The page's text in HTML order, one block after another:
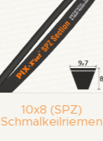
10x8 (SPZ)
Schmalkeilriemen